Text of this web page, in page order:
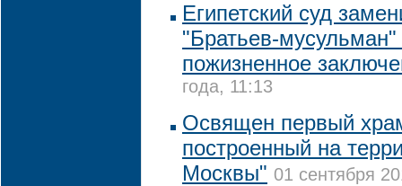
Египетский суд
"Братьев-
пожизненное
года, 11:13
Освящен первый
построенный на
Москвы" 01 сентября